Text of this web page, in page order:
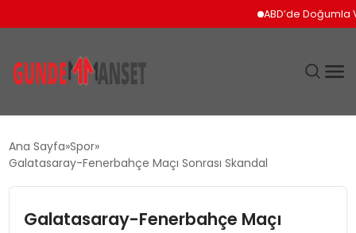
ABD’de Doğumla
EKONOMI
Ana Sayfa Spor
Galatasaray-Fenerbahçe Maçı Sonrası Skandal
Galatasaray-Fenerbahçe Maçı